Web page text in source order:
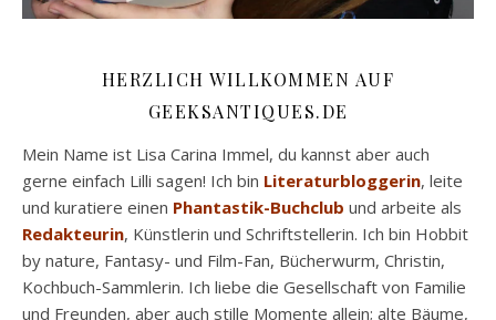
HERZLICH WILLKOMMEN AUF
GEEKSANTIQUES.DE
Mein Name ist Lisa Carina Immel, du kannst aber auch
gerne einfach Lilli sagen! Ich bin Literaturbloggerin, leite
und kuratiere einen Phantastik-Buchclub und arbeite als
Redakteurin, Künstlerin und Schriftstellerin. Ich bin Hobbit
by nature, Fantasy- und Film-Fan, Bücherwurm, Christin,
Kochbuch-Sammlerin. Ich liebe die Gesellschaft von Familie
und Freunden, aber auch stille Momente allein; alte Bäume,